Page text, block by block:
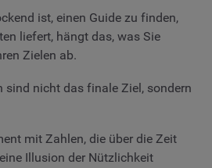
ist, einen Guide zu finden,
liefert, hängt das, was Sie
Zielen ab.
sind nicht das finale Ziel, sondern
mit Zahlen, die über die Zeit
Illusion der Nützlichkeit